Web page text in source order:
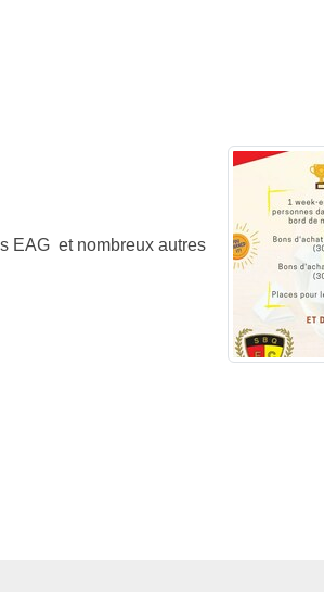
EAG et nombreux autres